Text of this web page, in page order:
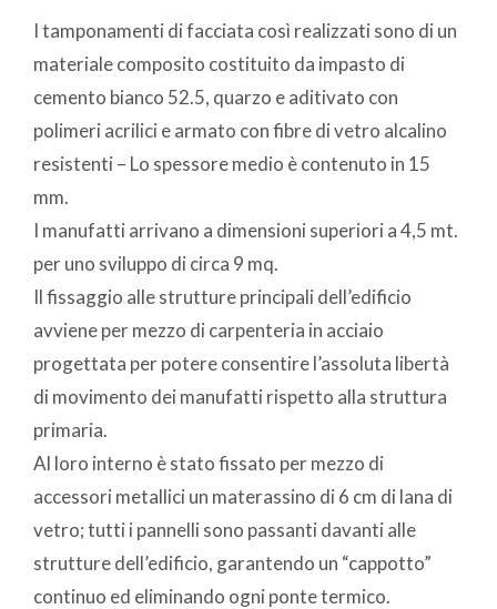
I tamponamenti di facciata così realizzati sono di un
materiale composito costituito da impasto di
cemento bianco 52.5, quarzo e aditivato con
polimeri acrilici e armato con fibre di vetro alcalino
resistenti – Lo spessore medio è contenuto in 15
mm.
I manufatti arrivano a dimensioni superiori a 4,5 mt.
per uno sviluppo di circa 9 mq.
Il fissaggio alle strutture principali dell’edificio
avviene per mezzo di carpenteria in acciaio
progettata per potere consentire l’assoluta libertà
di movimento dei manufatti rispetto alla struttura
primaria.
Al loro interno è stato fissato per mezzo di
accessori metallici un materassino di 6 cm di lana di
vetro; tutti i pannelli sono passanti davanti alle
strutture dell’edificio, garantendo un “cappotto”
continuo ed eliminando ogni ponte termico.